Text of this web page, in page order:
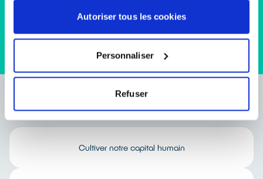
Autoriser tous les cookies
Personnaliser
Refuser
Cultiver notre capital humain